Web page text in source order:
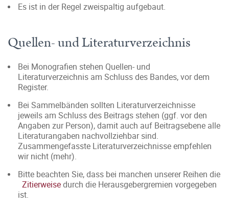
Es ist in der Regel zweispaltig aufgebaut.
Quellen- und Literaturverzeichnis
Bei Monografien stehen Quellen- und
Literaturverzeichnis am Schluss des Bandes, vor dem
Register.
Bei Sammelbänden sollten Literaturverzeichnisse
jeweils am Schluss des Beitrags stehen (ggf. vor den
Angaben zur Person), damit auch auf Beitragsebene alle
Literaturangaben nachvollziehbar sind.
Zusammengefasste Literaturverzeichnisse empfehlen
wir nicht (mehr).
Bitte beachten Sie, dass bei manchen unserer Reihen die
Zitierweisedurch die Herausgebergremien vorgegeben
ist.